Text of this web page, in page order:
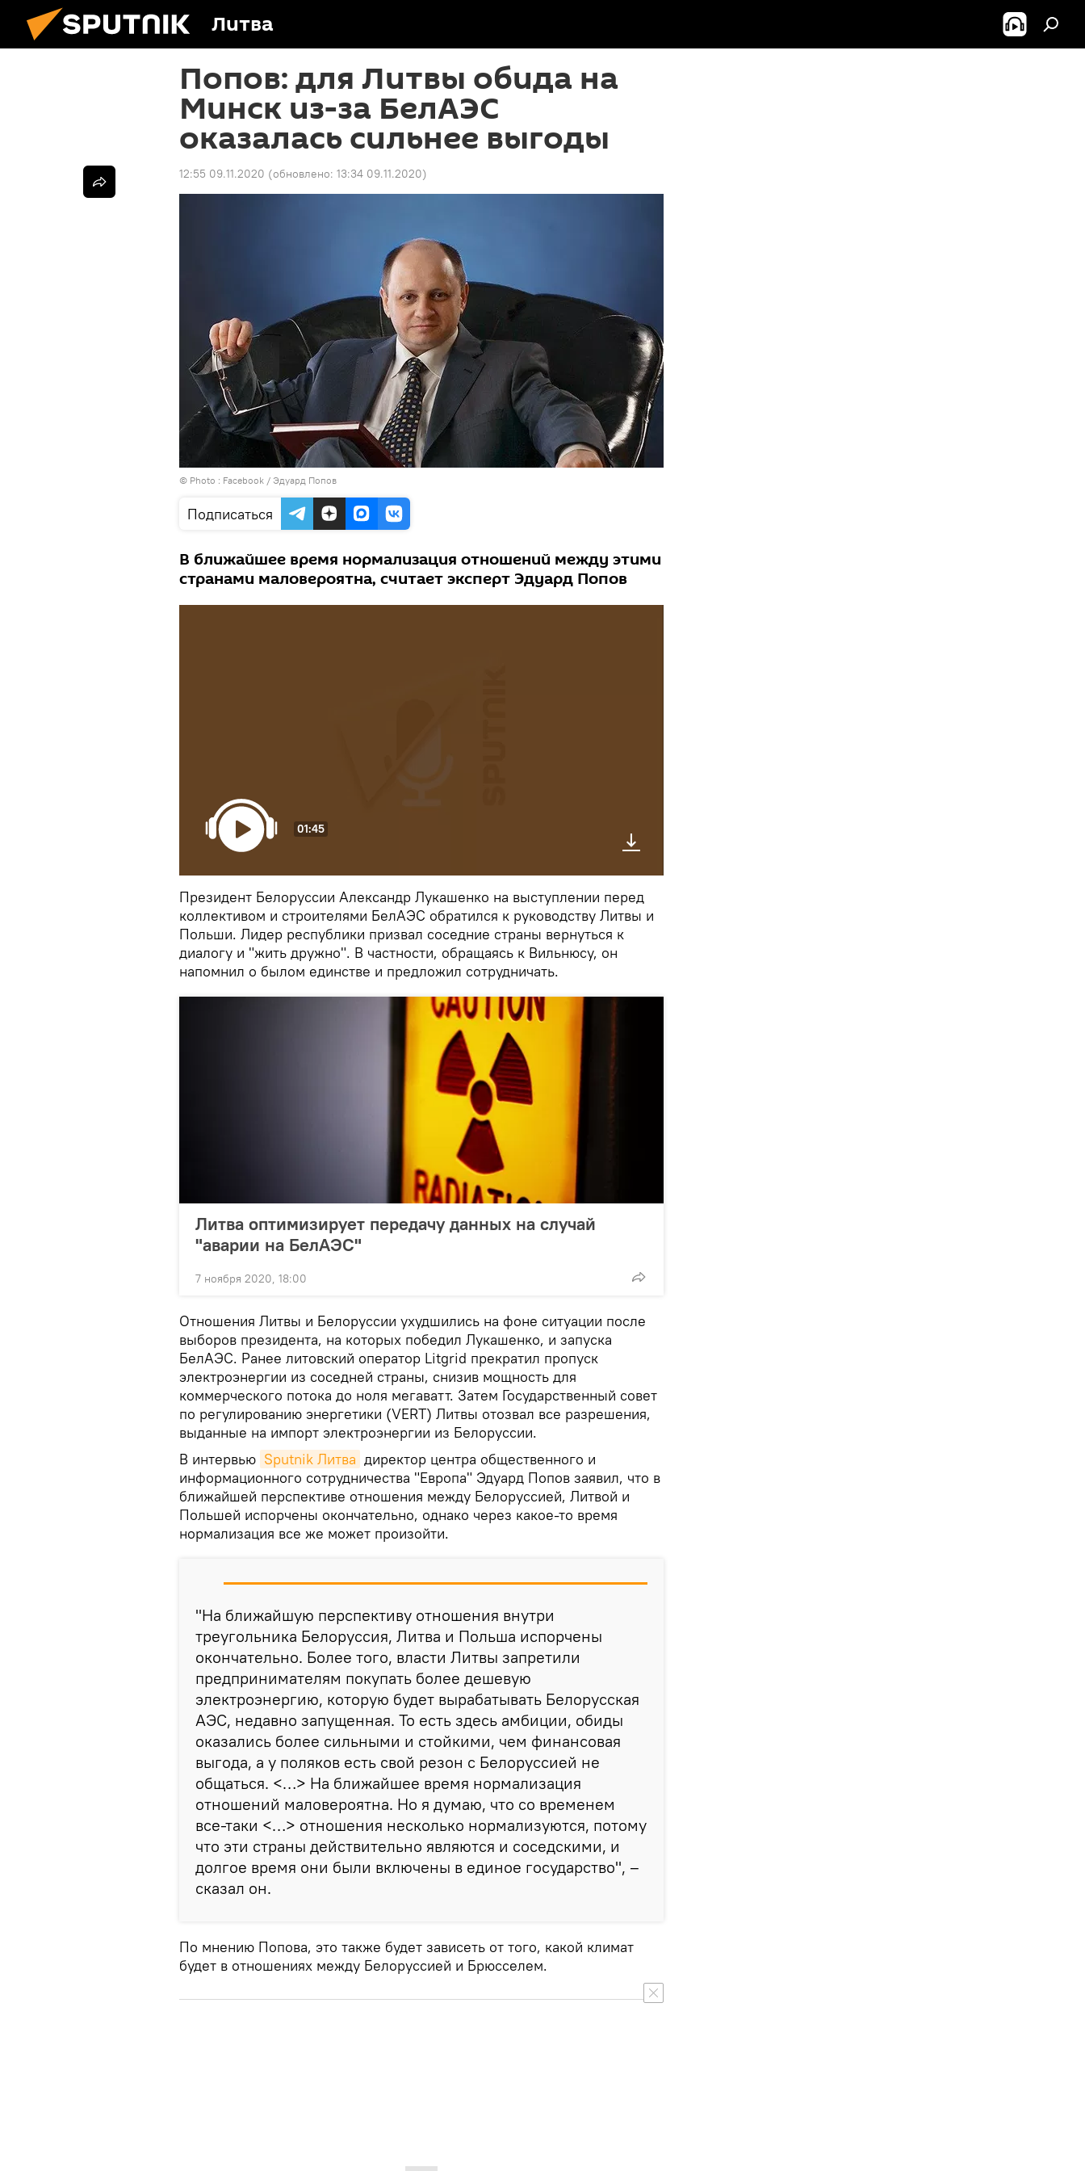
Литва
Попов: для Литвы обида на
Минск из-за БелАЭС
оказалась сильнее выгоды
12:55 09.11.2020 (обновлено: 13:34 09.11.2020)
© Photo : Facebook / Эдуард Попов
Подписаться
В ближайшее время нормализация отношений между этими
странами маловероятна, считает эксперт Эдуард Попов
01:45
Президент Белоруссии Александр Лукашенко на выступлении перед
коллективом и строителями БелАЭС обратился к руководству Литвы и
Польши. Лидер республики призвал соседние страны вернуться к
диалогу и "жить дружно". В частности, обращаясь к Вильнюсу, он
напомнил о былом единстве и предложил сотрудничать.
Литва оптимизирует передачу данных на случай
"аварии на БелАЭС"
7 ноября 2020, 18:00
Отношения Литвы и Белоруссии ухудшились на фоне ситуации после
выборов президента, на которых победил Лукашенко, и запуска
БелАЭС. Ранее литовский оператор Litgrid прекратил пропуск
электроэнергии из соседней страны, снизив мощность для
коммерческого потока до ноля мегаватт. Затем Государственный совет
по регулированию энергетики (VERT) Литвы отозвал все разрешения,
выданные на импорт электроэнергии из Белоруссии.
В интервью Sputnik Литва директор центра общественного и
информационного сотрудничества "Европа" Эдуард Попов заявил, что в
ближайшей перспективе отношения между Белоруссией, Литвой и
Польшей испорчены окончательно, однако через какое-то время
нормализация все же может произойти.
"На ближайшую перспективу отношения внутри
треугольника Белоруссия, Литва и Польша испорчены
окончательно. Более того, власти Литвы запретили
предпринимателям покупать более дешевую
электроэнергию, которую будет вырабатывать Белорусская
АЭС, недавно запущенная. То есть здесь амбиции, обиды
оказались более сильными и стойкими, чем финансовая
выгода, а у поляков есть свой резон с Белоруссией не
общаться. <…> На ближайшее время нормализация
отношений маловероятна. Но я думаю, что со временем
все-таки <…> отношения несколько нормализуются, потому
что эти страны действительно являются и соседскими, и
долгое время они были включены в единое государство", –
сказал он.
По мнению Попова, это также будет зависеть от того, какой климат
будет в отношениях между Белоруссией и Брюсселем.